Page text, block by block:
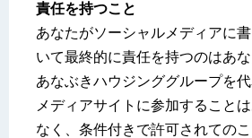
責任を持つこと
あなたがソーシャルメディアに
いて最終的に責任を持つのはあな
あなぶきハウジンググループを
メディアサイトに参加すること
なく、条件付きで許可されての